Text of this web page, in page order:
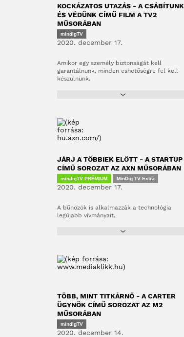
KOCKÁZATOS UTAZÁS - A CSÁBÍTUNK
ÉS VÉDÜNK CÍMŰ FILM A TV2
MŰSORÁBAN
mindigTV
2020. december 17.
Amikor egy személy biztonságát kell
garantálnunk, minden eshetőségre fel kell
készülnünk.
JÁRJ A TÖBBIEK ELŐTT - A STARTUP
CÍMŰ SOROZAT AZ AXN MŰSORÁBAN
mindigTV PRÉMIUM MinDig TV Extra
2020. december 17.
A bűnözök is alkalmazzák a technológia
legújabb vívmányait.
TÖBB, MINT TITKÁRNŐ - A CARTER
ÜGYNÖK CÍMŰ SOROZAT AZ M2
MŰSORÁBAN
mindigTV
2020. december 14.